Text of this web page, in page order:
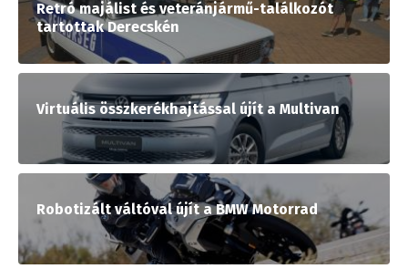
Retró majálist és veteránjármű-találkozót
tartottak Derecskén
Virtuális összkerékhajtással újít a Multivan
Robotizált váltóval újít a BMW Motorrad